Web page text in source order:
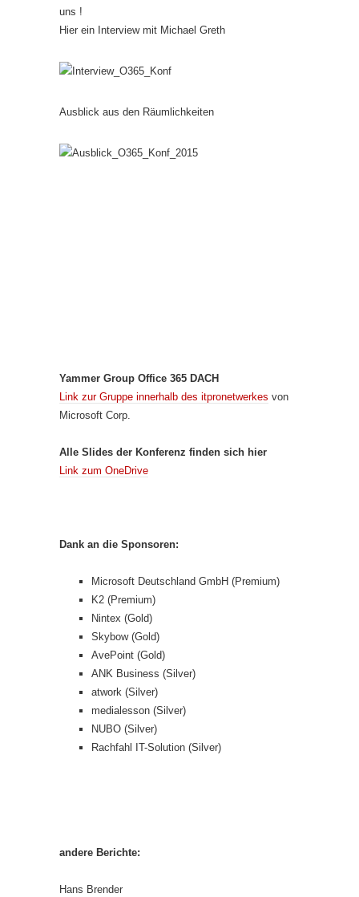
uns !
Hier ein Interview mit Michael Greth
Ausblick aus den Räumlichkeiten
Yammer Group Office 365 DACH
Link zur Gruppe innerhalb des itpronetwerkes von
Microsoft Corp.
Alle Slides der Konferenz finden sich hier
Link zum OneDrive
Dank an die Sponsoren:
Microsoft Deutschland GmbH (Premium)
K2 (Premium)
Nintex (Gold)
Skybow (Gold)
AvePoint (Gold)
ANK Business (Silver)
atwork (Silver)
medialesson (Silver)
NUBO (Silver)
Rachfahl IT-Solution (Silver)
andere Berichte:
Hans Brender